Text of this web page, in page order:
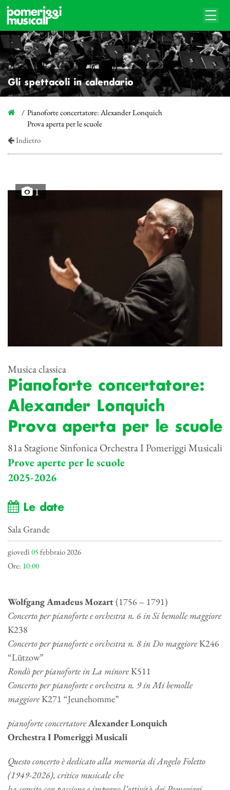
Gli spettacoli in calendario
Pianoforte concertatore: Alexander Lonquich
Prova aperta per le scuole
Indietro
1
Musica classica
Pianoforte concertatore:
Alexander Lonquich
Prova aperta per le scuole
81a Stagione Sinfonica Orchestra I Pomeriggi Musicali
Prove aperte per le scuole
2025-2026
Le date
Sala Grande
giovedì 05febbraio 2026
Ore: 10:00
Wolfgang Amadeus Mozart(1756 – 1791)
Concerto per pianoforte e orchestra n. 6 in Si bemolle maggiore
K238
Concerto per pianoforte e orchestra n. 8 in Do maggioreK246
“Lützow”
Rondò per pianoforte in La minoreK511
Concerto per pianoforte e orchestra n. 9 in Mi bemolle
maggioreK271 “Jeunehomme”
pianoforte concertatoreAlexander Lonquich
Orchestra I Pomeriggi Musicali
Questo concerto è dedicato alla memoria di Angelo Foletto
(1949-2026), critico musicale che